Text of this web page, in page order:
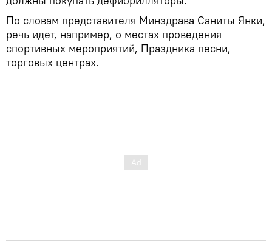
По словам представителя Минздрава Саниты Янки,
речь идет, например, о местах проведения
спортивных мероприятий, Праздника песни,
торговых центрах.